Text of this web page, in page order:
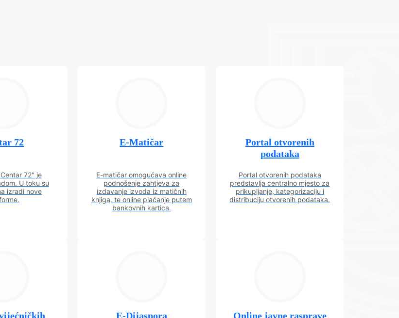
72
72" je
U toku su
izradi nove
E-Matičar
E-matičar omogućava online
podnošenje zahtjeva za
izdavanje izvoda iz matičnih
knjiga, te online plaćanje putem
bankovnih kartica.
Portal otvorenih
podataka
Portal otvorenih podataka
predstavlja centralno mjesto za
prikupljanje, kategorizaciju i
distribuciju otvorenih podataka.
E-Dijaspora Online javne rasprave